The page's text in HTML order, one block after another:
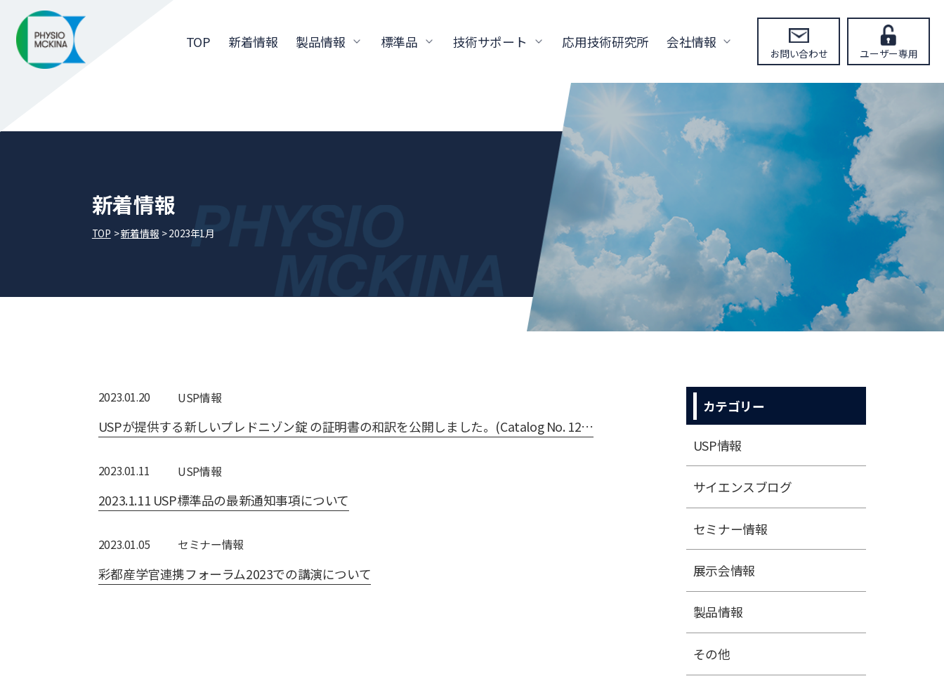
TOP 新着情報 製品情報 標準品 技術サポート 応用技術研究所 会社情報
お問い合わせ ユーザー専用
新着情報
TOP 新着情報 2023年1月
2023.01.20 USP情報
USPが提供する新しいプレドニゾン錠 の証明書の和訳を公開しました。(Catalog No. 12…
2023.01.11 USP情報
2023.1.11 USP標準品の最新通知事項について
2023.01.05 セミナー情報
彩都産学官連携フォーラム2023での講演について
カテゴリー
USP情報
サイエンスブログ
セミナー情報
展⽰会情報
製品情報
その他